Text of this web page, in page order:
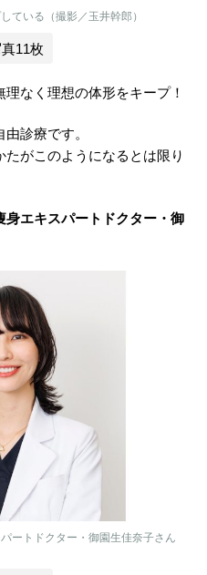
ている（撮影／玉井幹郎）
11枚
なく理想の体形をキープ！
診療です。
がこのようになるとは限り
身エキスパートドクター・御
ートドクター・御園生佳奈子さん